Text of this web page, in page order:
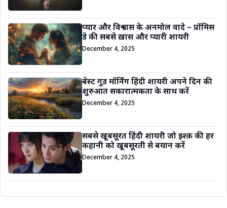
प्यार और विश्वास के अनमोल वादे – प्रॉमिस
डे की सबसे ख़ास और प्यारी शायरी
December 4, 2025
बेस्ट गुड मॉर्निंग हिंदी शायरी अपने दिन की
शुरुआत सकारात्मकता के साथ करें
December 4, 2025
सबसे खूबसूरत हिंदी शायरी जो इश्क़ की हर
कहानी को खूबसूरती से बयान करें
December 4, 2025